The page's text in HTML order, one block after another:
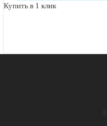
Купить в 1 клик